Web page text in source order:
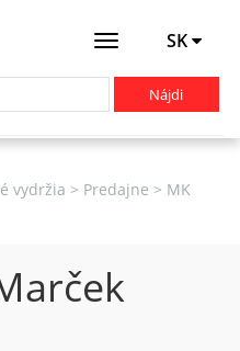
SK
Otevřít
menu
vydržia > Predajne > MK